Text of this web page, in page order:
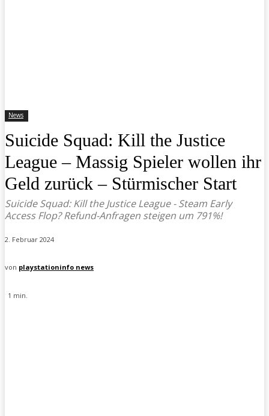
News
Suicide Squad: Kill the Justice
League – Massig Spieler wollen ihr
Geld zurück – Stürmischer Start
Suicide Squad: Kill the Justice League - Steam Early
Access Flop? Refund-Anfragen steigen um 791%!
2. Februar 2024
von playstationinfo news
1 min.